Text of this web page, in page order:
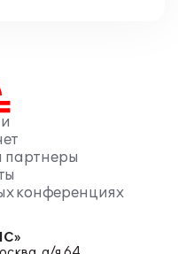
партнеры
конференциях